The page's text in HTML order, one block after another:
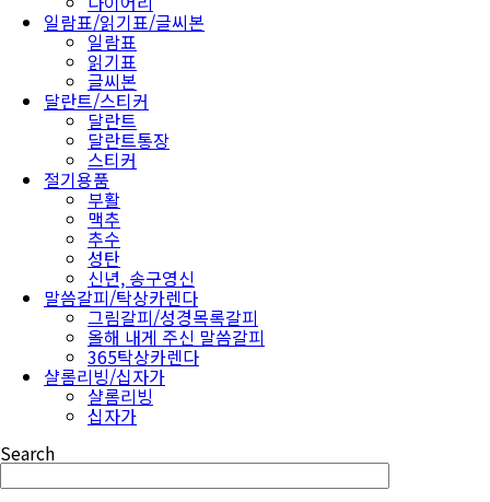
일람표/읽기표/글씨본
일람표
읽기표
글씨본
달란트/스티커
달란트
달란트통장
스티커
절기용품
부활
맥추
추수
성탄
신년, 송구영신
말씀갈피/탁상카렌다
그림갈피/성경목록갈피
올해 내게 주신 말씀갈피
365탁상카렌다
샬롬리빙/십자가
샬롬리빙
십자가
Search